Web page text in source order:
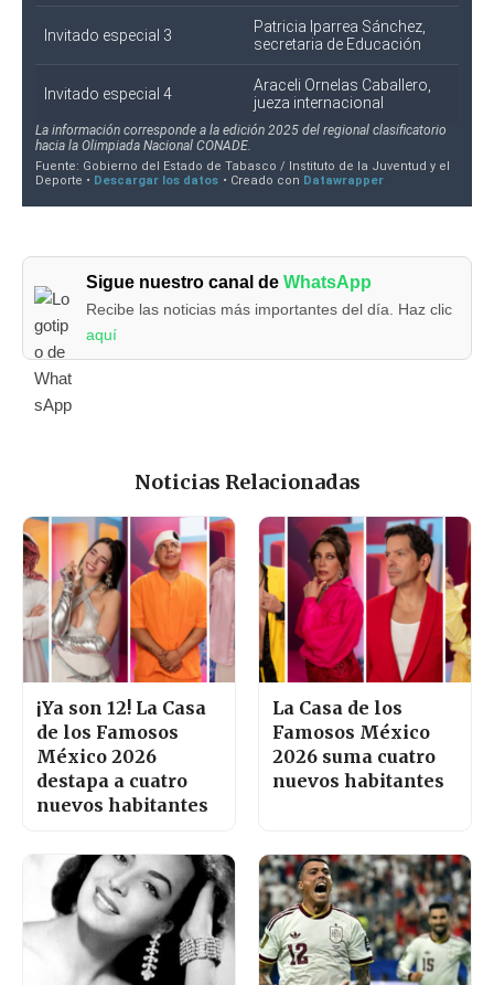
Sigue nuestro canal deWhatsApp
Recibe las noticias más importantes del día. Haz clic
aquí
Noticias Relacionadas
¡Ya son 12! La Casa
de los Famosos
México 2026
destapa a cuatro
nuevos habitantes
La Casa de los
Famosos México
2026 suma cuatro
nuevos habitantes